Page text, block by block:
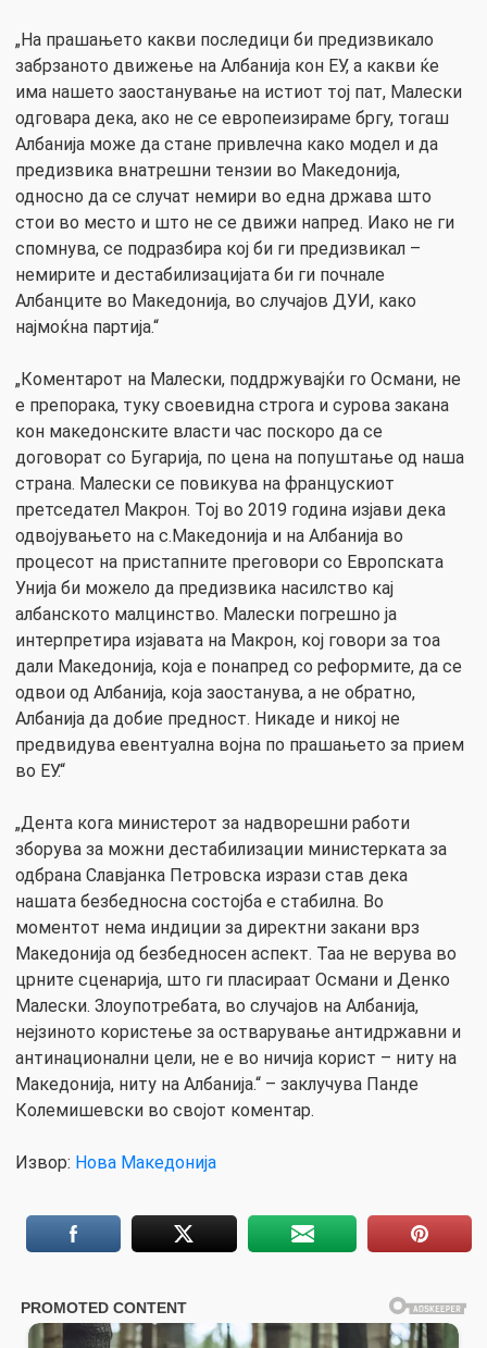
„На прашањето какви последици би предизвикало
забрзаното движење на Албанија кон ЕУ, а какви ќе
има нашето заостанување на истиот тој пат, Малески
одговара дека, ако не се европеизираме бргу, тогаш
Албанија може да стане привлечна како модел и да
предизвика внатрешни тензии во Македонија,
односно да се случат немири во една држава што
стои во место и што не се движи напред. Иако не ги
спомнува, се подразбира кој би ги предизвикал –
немирите и дестабилизацијата би ги почнале
Албанците во Македонија, во случајов ДУИ, како
најмоќна партија.“
„Коментарот на Малески, поддржувајќи го Османи, не
е препорака, туку своевидна строга и сурова закана
кон македонските власти час поскоро да се
договорат со Бугарија, по цена на попуштање од наша
страна. Малески се повикува на францускиот
претседател Макрон. Тој во 2019 година изјави дека
одвојувањето на с.Македонија и на Албанија во
процесот на пристапните преговори со Европската
Унија би можело да предизвика насилство кај
албанското малцинство. Малески погрешно ја
интерпретира изјавата на Макрон, кој говори за тоа
дали Македонија, која е понапред со реформите, да се
одвои од Албанија, која заостанува, а не обратно,
Албанија да добие предност. Никаде и никој не
предвидува евентуална војна по прашањето за прием
во ЕУ.“
„Дента кога министерот за надворешни работи
зборува за можни дестабилизации министерката за
одбрана Славјанка Петровска изрази став дека
нашата безбедносна состојба е стабилна. Во
моментот нема индиции за директни закани врз
Македонија од безбедносен аспект. Таа не верува во
црните сценарија, што ги пласираат Османи и Денко
Малески. Злоупотребата, во случајов на Албанија,
нејзиното користење за остварување антидржавни и
антинационални цели, не е во ничија корист – ниту на
Македонија, ниту на Албанија.“ – заклучува Панде
Колемишевски во својот коментар.
Извор: Нова Македонија